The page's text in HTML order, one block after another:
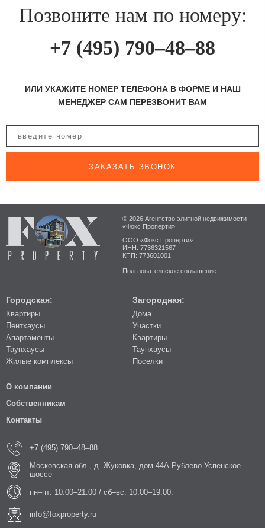
Позвоните нам по номеру:
+7 (495) 790–48–88
ИЛИ УКАЖИТЕ НОМЕР ТЕЛЕФОНА В ФОРМЕ И НАШ
МЕНЕДЖЕР САМ ПЕРЕЗВОНИТ ВАМ
ЗАКАЗАТЬ ЗВОНОК
© 2026 Агентство элитной недвижимости
«Фокс Проперти»
ООО «Фокс Проперти»
ИНН: 7736321567
КПП: 773601001
Пользовательское соглашение
Городская:
Квартиры
Пентхаусы
Апартаменты
Таунхаусы
Жилые комплексы
Загородная:
Дома
Участки
Квартиры
Таунхаусы
Поселки
О компании
Собственникам
Контакты
+7 (495) 790–48–88
Московская обл., д. Жуковка, дом 44А Рублево-Успенское
шоссе
пн–пт: 10:00–21:00 / сб–вс: 10:00–19:00.
info@foxproperty.ru